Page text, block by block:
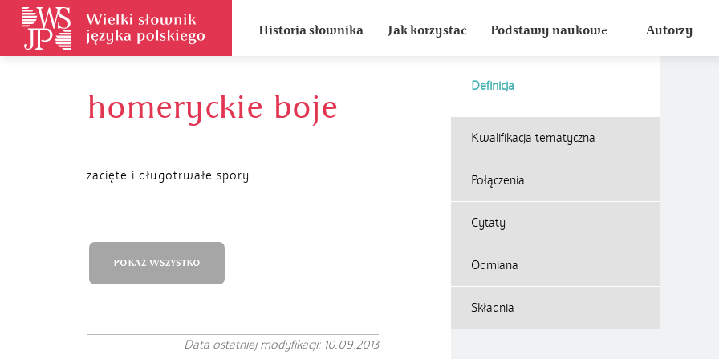
Historia słownika Jak korzystać Podstawy naukowe Autorzy
homeryckie boje
Definicja
zacięte i długotrwałe spory
Kwalifikacja tematyczna
Połączenia
Cytaty
Odmiana
Składnia
POKAŻ WSZYSTKO
Data ostatniej modyfikacji: 10.09.2013